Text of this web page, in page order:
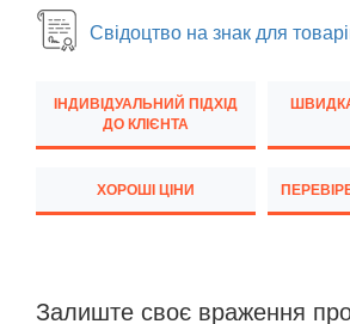
Transit Courier Mk1
HONDA
JAGUAR
Свідоцтво на знак для
ІНДИВІДУАЛЬНИЙ ПІДХІД
ДО КЛІЄНТА
ХОРОШІ ЦІНИ
Залиште своє враження про